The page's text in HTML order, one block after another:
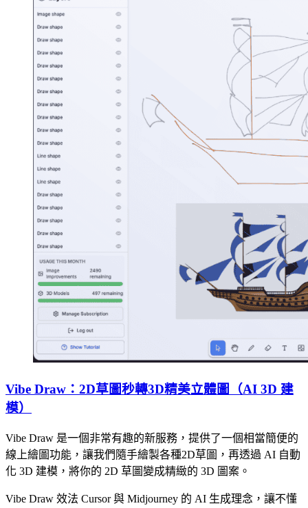
Vibe Draw：2D草圖秒轉3D精美立體圖（AI 3D 建
模）
Vibe Draw 是一個非常有趣的新服務，提供了一個相當簡便的
線上繪圖功能，讓我們隨手繪製各種2D草圖，再透過 AI 自動
化 3D 建模，將你的 2D 草圖變成精緻的 3D 圖案。
Vibe Draw 效法 Cursor 與 Midjourney 的 AI 生成理念，讓不懂